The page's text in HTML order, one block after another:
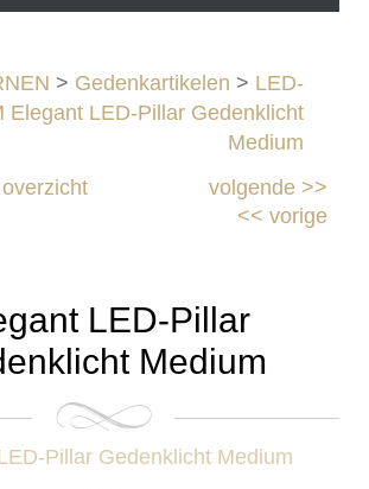
> Gedenkartikelen > LED-
Elegant LED-Pillar Gedenklicht
Medium
volgende>>
<< vorige
LED-Pillar
Medium